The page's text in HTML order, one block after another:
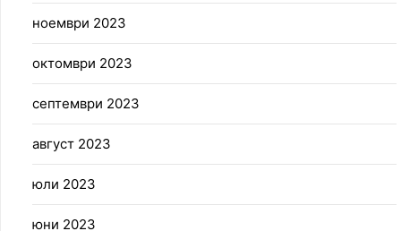
ноември 2023
октомври 2023
септември 2023
август 2023
юли 2023
юни 2023